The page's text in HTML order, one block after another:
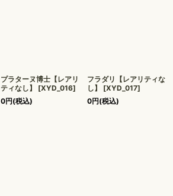
プラターヌ博士【レアリ
ティなし】
[XYD_016]
0円(税込)
フラダリ【レアリティな
し】
[XYD_017]
0円(税込)